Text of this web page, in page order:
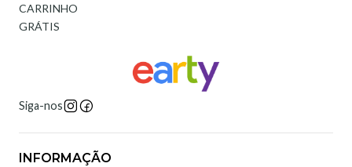
CARRINHO
GRÁTIS
Siga-nos
INFORMAÇÃO